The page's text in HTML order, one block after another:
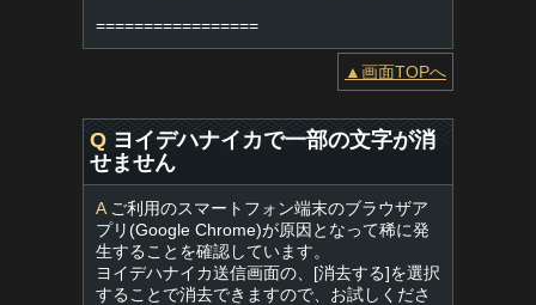
=================
▲画面TOPへ
Q ヨイデハナイカで一部の文字が消
せません
Aご利用のスマートフォン端末のブラウザア
プリ(Google Chrome)が原因となって稀に発
生することを確認しています。
ヨイデハナイカ送信画面の、[消去する]を選択
することで消去できますので、お試しくださ